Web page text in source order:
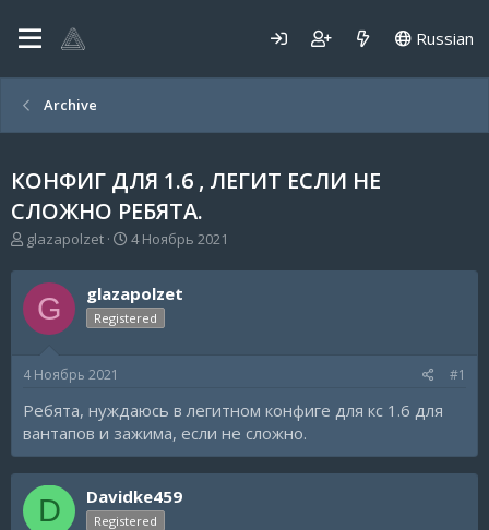
Russian
Archive
КОНФИГ ДЛЯ 1.6 , ЛЕГИТ ЕСЛИ НЕ
СЛОЖНО РЕБЯТА.
А
т
о
р
м
glazapolzet
Д
т
а
н
а
4 Ноябрь 2021
G glazapolzet
Registered
4 Ноябрь 2021 #1
Ребята, нуждаюсь в легитном конфиге для кс 1.6 для
вантапов и зажима, если не сложно.
D Davidke459
Registered